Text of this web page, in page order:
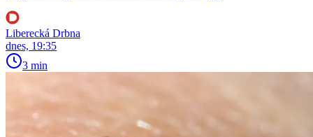
Liberecká Drbna
dnes, 19:35
3 min